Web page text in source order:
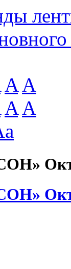
A A
A A